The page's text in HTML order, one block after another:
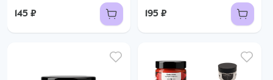
145 ₽ 195 ₽